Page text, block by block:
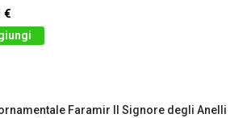
€
Faramir Il Signore degli Anelli